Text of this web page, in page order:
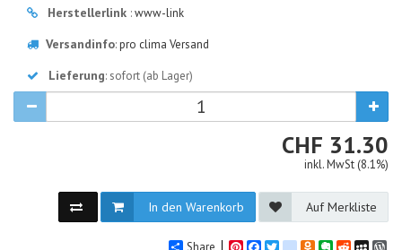
Herstellerlink :www-link
Versandinfo:pro clima Versand
Lieferung: sofort (ab Lager)
CHF CHF
31.30
inkl. MwSt (8.1%)
In den Warenkorb Auf Merkliste
Share PinterestFacebook
Twittergoogle_bookmarks
Odnoklassniki
Evernote
Reddit